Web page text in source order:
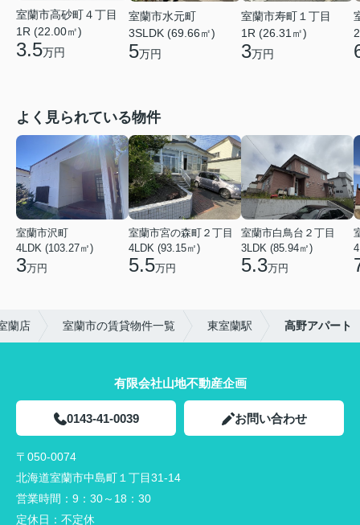
室蘭市高砂町４丁目
1R (22.00㎡)
3.5万円
室蘭市水元町
3SLDK (69.66㎡)
5万円
室蘭市寿町１丁目
1R (26.31㎡)
3万円
よく見られている物件
室蘭市沢町
4LDK (103.27㎡)
3万円
室蘭市宮の森町２丁目
4LDK (93.15㎡)
5.5万円
室蘭市白鳥台２丁目
3LDK (85.94㎡)
5.3万円
蘭店 室蘭市の賃貸物件一覧 東室蘭駅 高野アパート
有限会社山地不動産企画
0143-41-0039 お問い合わせ
〒050-0074
北海道室蘭市中島町１丁目31-14
営業時間： 9：30～18：30
定休日： 不定休